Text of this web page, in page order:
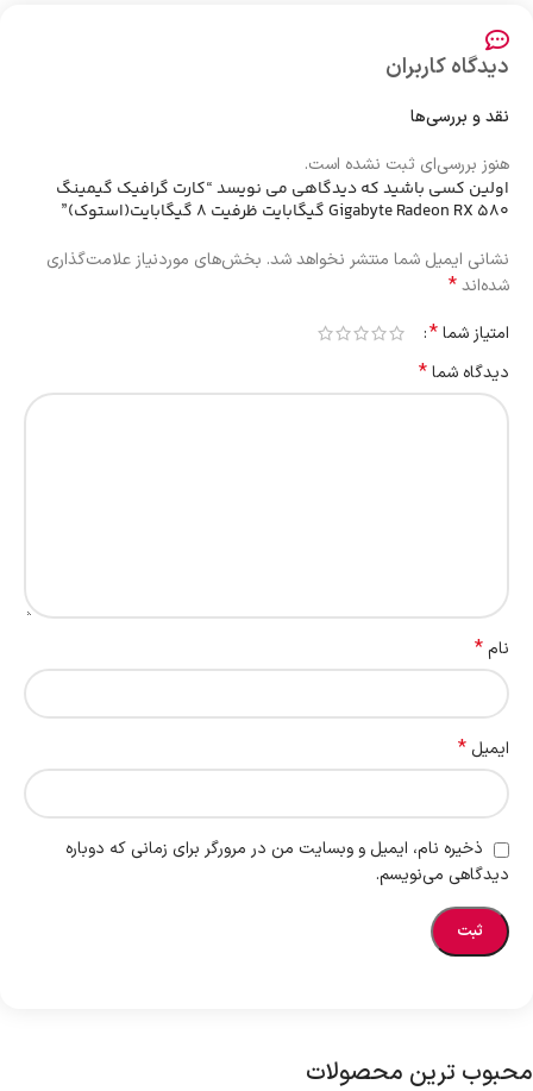
دیدگاه کاربران
نقد و بررسی‌ها
هنوز بررسی‌ای ثبت نشده است.
اولین کسی باشید که دیدگاهی می نویسد “کارت گرافیک گیمینگ
Gigabyte Radeon RX 580 گیگابایت ظرفیت 8 گیگابایت(استوک)”
نشانی ایمیل شما منتشر نخواهد شد. بخش‌های موردنیاز علامت‌گذاری
شده‌اند*
امتیاز شما*
دیدگاه شما*
نام*
ایمیل *
ذخیره نام، ایمیل و وبسایت من در مرورگر برای زمانی که دوباره
دیدگاهی می‌نویسم.
محبوب ترین محصولات